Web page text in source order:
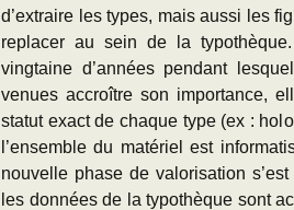
d’extraire les types, mais aussi les
replacer au sein de la
vingtaine d’années pendant
venues accroître son importance,
statut exact de chaque type (ex :
l’ensemble du matériel est
nouvelle phase de valorisation
les données de la typothèque sont